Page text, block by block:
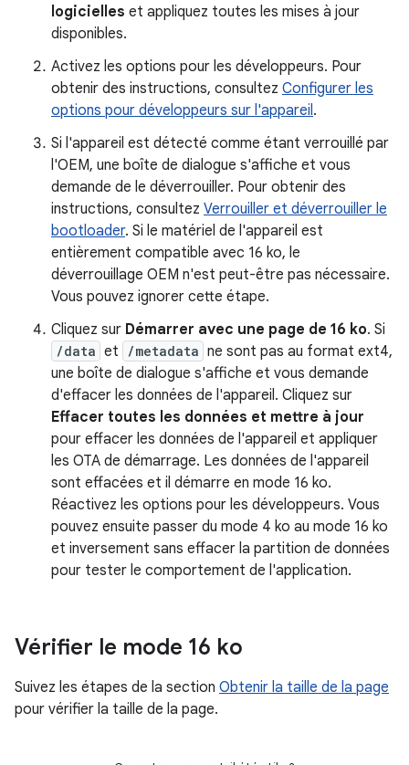
logicielles et appliquez toutes les mises à jour
disponibles.
Activez les options pour les développeurs. Pour
obtenir des instructions, consultez Configurer les
options pour développeurs sur l'appareil.
Si l'appareil est détecté comme étant verrouillé par
l'OEM, une boîte de dialogue s'affiche et vous
demande de le déverrouiller. Pour obtenir des
instructions, consultez Verrouiller et déverrouiller le
bootloader. Si le matériel de l'appareil est
entièrement compatible avec 16 ko, le
déverrouillage OEM n'est peut-être pas nécessaire.
Vous pouvez ignorer cette étape.
Cliquez sur Démarrer avec une page de 16 ko. Si
/data et /metadata ne sont pas au format ext4,
une boîte de dialogue s'affiche et vous demande
d'effacer les données de l'appareil. Cliquez sur
Effacer toutes les données et mettre à jour
pour effacer les données de l'appareil et appliquer
les OTA de démarrage. Les données de l'appareil
sont effacées et il démarre en mode 16 ko.
Réactivez les options pour les développeurs. Vous
pouvez ensuite passer du mode 4 ko au mode 16 ko
et inversement sans effacer la partition de données
pour tester le comportement de l'application.
Vérifier le mode 16 ko
Suivez les étapes de la section Obtenir la taille de la page
pour vérifier la taille de la page.